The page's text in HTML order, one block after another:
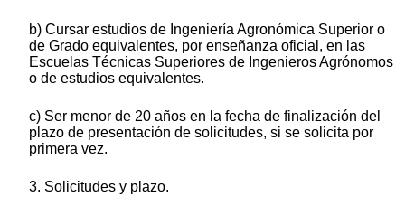
b) Cursar estudios de Ingeniería Agronómica Superior o
de Grado equivalentes, por enseñanza oficial, en las
Escuelas Técnicas Superiores de Ingenieros Agrónomos
o de estudios equivalentes.
c) Ser menor de 20 años en la fecha de finalización del
plazo de presentación de solicitudes, si se solicita por
primera vez.
3. Solicitudes y plazo.